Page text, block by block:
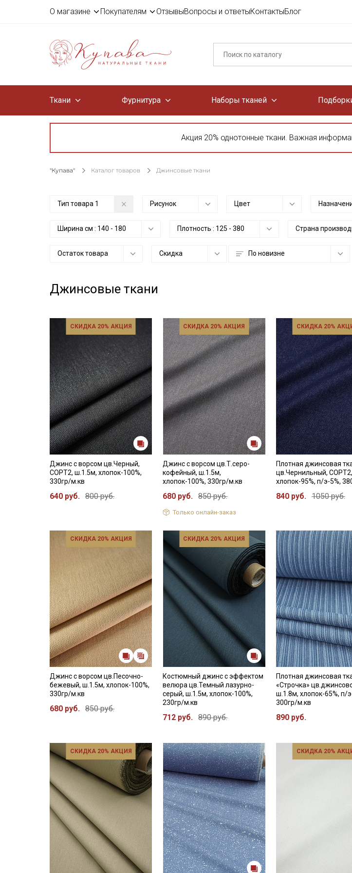
О магазине Покупателям ОтзывыВопросы и ответыКонтактыБлог
Ткани Фурнитура Наборы тканей
Акция 20% однотонные ткани. Важная
"Купава" Каталог товаров Джинсовые ткани
Тип товара 1 Рисунок Цвет
Ширина см : 140 - 180 Плотность : 125 - 380 Страна
Остаток товара Скидка По новизне
Джинсовые ткани
СКИДКА 20% АКЦИЯ
Джинс с ворсом цв.Черный,
СОРТ2, ш.1.5м, хлопок-100%,
330гр/м.кв
640 руб. 800 руб.
СКИДКА 20% АКЦИЯ
Джинс с ворсом цв.Т.серо-
кофейный, ш.1.5м,
хлопок-100%, 330гр/м.кв
680 руб. 850 руб.
Только онлайн-заказ
СКИДКА 20%
Плотная джинсовая
цв.Чернильный,
хлопок-95%, п/э-5%,
840 руб. 1050 руб.
СКИДКА 20% АКЦИЯ
Джинс с ворсом цв.Песочно-
бежевый, ш.1.5м, хлопок-100%,
330гр/м.кв
680 руб. 850 руб.
СКИДКА 20% АКЦИЯ
Костюмный джинс с эффектом
велюра цв.Темный лазурно-
серый, ш.1.5м, хлопок-100%,
230гр/м.кв
712 руб. 890 руб.
Плотная джинсовая
«Строчка»
ш.1.8м, хлопок-65%, п/
300гр/м.кв
890 руб.
СКИДКА 20% АКЦИЯ СКИДКА 20%